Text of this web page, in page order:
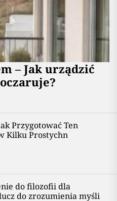
– Jak urządzić
Przygotować Ten
Kilku Prostychn
do filozofii dla
do zrozumienia myśli